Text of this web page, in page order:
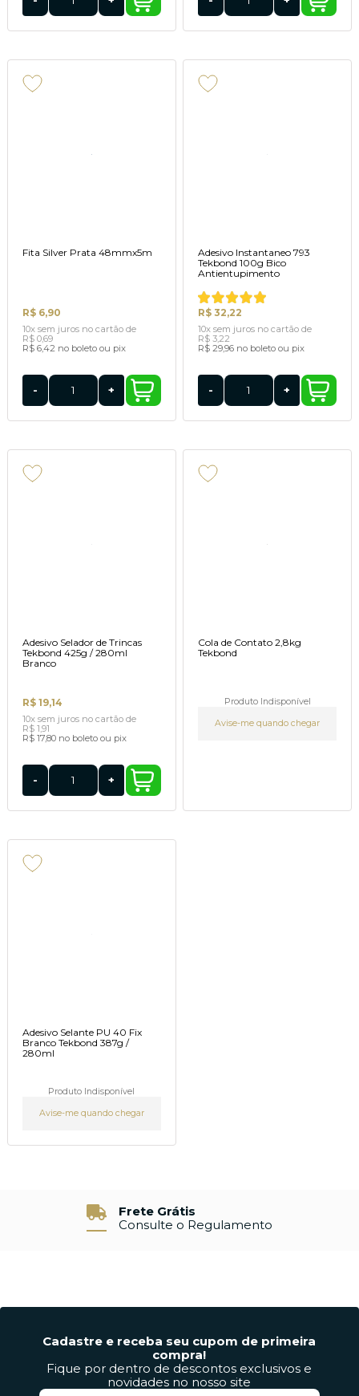
Fita Silver Prata 48mmx5m
R$ 6,90
10x sem juros no cartãode
R$ 0,69
R$ 6,42 no boleto ou pix
- +
Adesivo Instantaneo 793
Tekbond 100g Bico
Antientupimento
R$ 32,22
10x sem juros no cartão de
R$ 3,22
R$ 29,96 no boleto ou pix
- +
Adesivo Selador de Trincas
Tekbond 425g / 280ml
Branco
R$ 19,14
10x sem juros no cartãode
R$ 1,91
R$ 17,80 no boleto ou pix
- +
Cola de Contato 2,8kg
Tekbond
Produto Indisponível
Avise-me quando chegar
Adesivo Selante PU 40 Fix
Branco Tekbond 387g /
280ml
Produto Indisponível
Avise-me quando chegar
Frete Grátis
Consulte o Regulamento
Cadastre e receba seu cupom de primeira
compra!
Fique por dentro de descontos exclusivos e
novidades no nosso site